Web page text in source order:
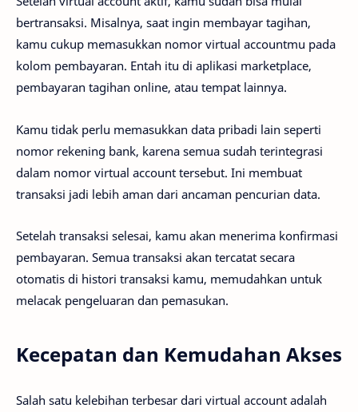
bertransaksi. Misalnya, saat ingin membayar tagihan,
kamu cukup memasukkan nomor virtual accountmu pada
kolom pembayaran. Entah itu di aplikasi marketplace,
pembayaran tagihan online, atau tempat lainnya.
Kamu tidak perlu memasukkan data pribadi lain seperti
nomor rekening bank, karena semua sudah terintegrasi
dalam nomor virtual account tersebut. Ini membuat
transaksi jadi lebih aman dari ancaman pencurian data.
Setelah transaksi selesai, kamu akan menerima konfirmasi
pembayaran. Semua transaksi akan tercatat secara
otomatis di histori transaksi kamu, memudahkan untuk
melacak pengeluaran dan pemasukan.
Kecepatan dan Kemudahan Akses
Salah satu kelebihan terbesar dari virtual account adalah